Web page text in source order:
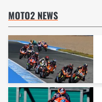
MOTO2 NEWS